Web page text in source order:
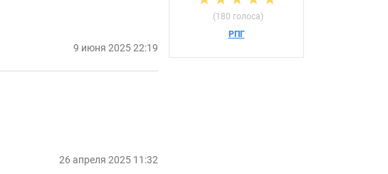
9 июня 2025 22:19
26 апреля 2025 11:32
(180 голоса)
РПГ